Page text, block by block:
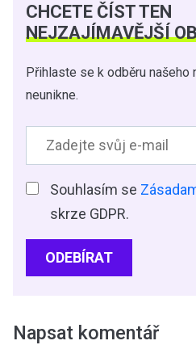
CHCETE ČÍST TEN
NEJZAJÍMAVĚJŠÍ
Přihlaste se k odběru našeho
neunikne.
Souhlasím se
skrze GDPR.
ODEBÍRAT
Napsat komentář